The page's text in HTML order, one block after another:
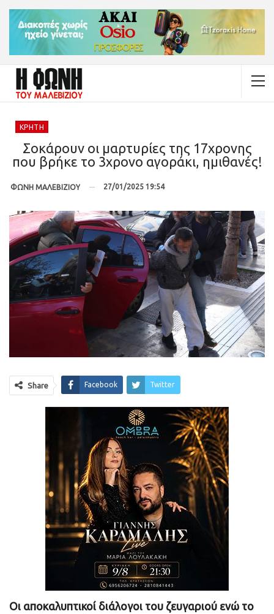
ΚΡΉΤΗ
Σοκάρουν οι μαρτυρίες της 17χρονης
που βρήκε το 3χρονο αγοράκι, ημιθανές!
ΦΩΝΗ ΜΑΛΕΒΙΖΙΟΥ 27/01/2025 19:54
Share Facebook Twitter
Οι αποκαλυπτικοί διάλογοι του ζευγαριού ενώ το